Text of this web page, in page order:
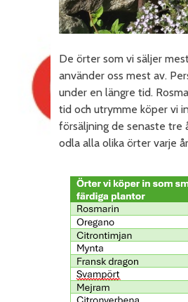
De örter som vi säljer
använder oss mest av.
under en längre tid.
tid och utrymme köper vi
försäljning de senaste tre
odla alla olika örter varje